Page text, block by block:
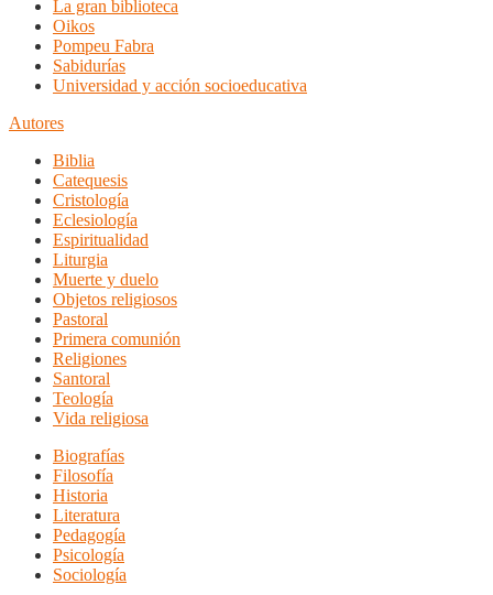
La gran biblioteca
Oikos
Pompeu Fabra
Sabidurías
Universidad y acción socioeducativa
Autores
Biblia
Catequesis
Cristología
Eclesiología
Espiritualidad
Liturgia
Muerte y duelo
Objetos religiosos
Pastoral
Primera comunión
Religiones
Santoral
Teología
Vida religiosa
Biografías
Filosofía
Historia
Literatura
Pedagogía
Psicología
Sociología